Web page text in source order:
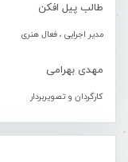
طالب پیل افکن
مدیر اجرایی ، فعال هنری
مهدی بهرامی
کارگردان و تصویربردار